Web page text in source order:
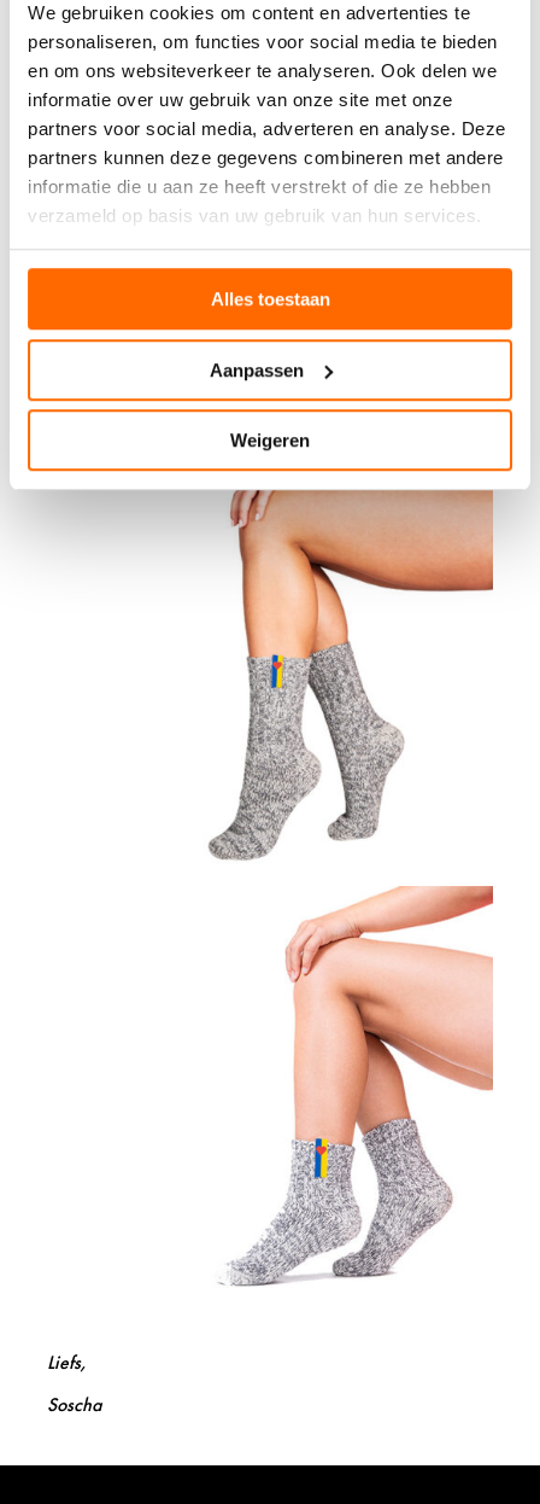
We gebruiken cookies om content en advertenties te
personaliseren, om functies voor social media te bieden
en om ons websiteverkeer te analyseren. Ook delen we
informatie over uw gebruik van onze site met onze
partners voor social media, adverteren en analyse. Deze
partners kunnen deze gegevens combineren met andere
informatie die u aan ze heeft verstrekt of die ze hebben
verzameld op basis van uw gebruik van hun services.
Alles toestaan
Aanpassen
Weigeren
Liefs,
Soscha